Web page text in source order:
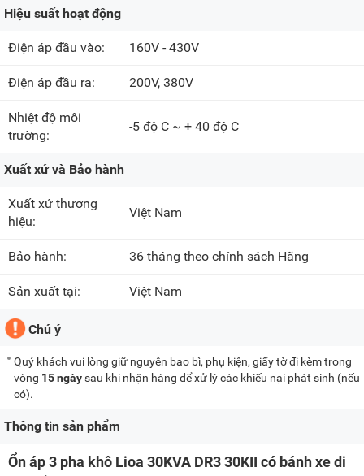
Hiệu suất hoạt động
Điện áp đầu vào: 160V - 430V
Điện áp đầu ra: 200V, 380V
Nhiệt độ môi
trường:
-5 độ C ~ + 40 độ C
Xuất xứ và Bảo hành
Xuất xứ thương
hiệu:
Việt Nam
Bảo hành: 36 tháng theo chính sách Hãng
Sản xuất tại: Việt Nam
Chú ý
Quý khách vui lòng giữ nguyên bao bì, phụ kiện, giấy tờ đi kèm trong
vòng 15 ngàysau khi nhận hàng để xử lý các khiếu nại phát sinh (nếu
có).
Thông tin sản phẩm
Ổn áp 3 pha khô Lioa 30KVA DR3 30KII có bánh xe di